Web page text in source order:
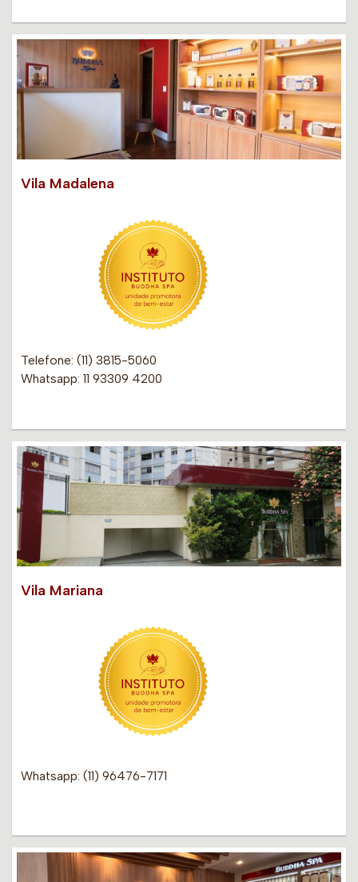
Vila Madalena
Telefone: (11) 3815-5060
Whatsapp: 11 93309 4200
Vila Mariana
Whatsapp: (11) 96476-7171